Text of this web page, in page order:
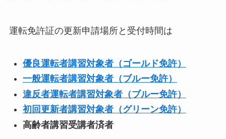
運転免許証の更新申請場所と受付時間は
優良運転者講習対象者（ゴールド免許）
一般運転者講習対象者（ブルー免許）
違反者運転者講習対象者（ブルー免許）
初回更新者講習対象者（グリーン免許）
高齢者講習受講者済者